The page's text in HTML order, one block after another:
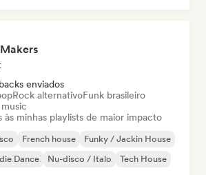
enviados
Rock alternativoFunk brasileiro
às minhas playlists de maior impacto
French house
Funky / Jackin House
Dance Nu-disco / Italo Tech House